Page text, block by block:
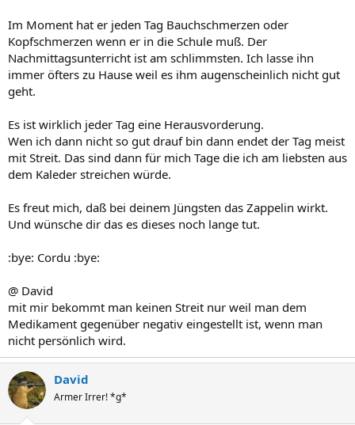
Im Moment hat er jeden Tag Bauchschmerzen oder
Kopfschmerzen wenn er in die Schule muß. Der
Nachmittagsunterricht ist am schlimmsten. Ich lasse ihn
immer öfters zu Hause weil es ihm augenscheinlich nicht gut
geht.
Es ist wirklich jeder Tag eine Herausvorderung.
Wen ich dann nicht so gut drauf bin dann endet der Tag meist
mit Streit. Das sind dann für mich Tage die ich am liebsten aus
dem Kaleder streichen würde.
Es freut mich, daß bei deinem Jüngsten das Zappelin wirkt.
Und wünsche dir das es dieses noch lange tut.
:bye: Cordu :bye:
@ David
mit mir bekommt man keinen Streit nur weil man dem
Medikament gegenüber negativ eingestellt ist, wenn man
nicht persönlich wird.
David
Armer Irrer! *g*